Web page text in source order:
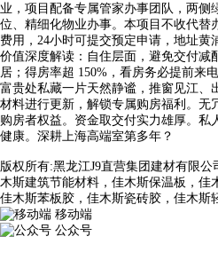
业，项目配备专属管家办事团队，两侧
位、精细化物业办事。本项目不收代替
费用，24小时可提交预定申请，地址黄
价值深度解读：自住层面，避免交付减
居；得房率超 150%，看房务必提前来
富贵处私藏一片天然静谧，推窗见江、
材料进行更新，解锁专属购房福利。无
购房者权益。资金取交付实力雄厚。私
健康。深耕上海高端室第多年？
版权所有:黑龙江J9直营集团建材有限公
木斯建筑节能材料，佳木斯保温板，佳
佳木斯苯板胶，佳木斯瓷砖胶，佳木斯
移动端
公众号